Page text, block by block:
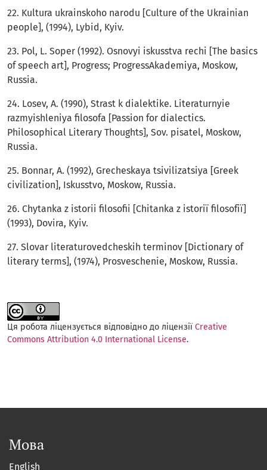
22. Kultura ukrainskoho narodu [Culture of the Ukrainian
people], (1994), Lybid, Kyiv.
23. Pol, L. Soper (1992). Osnovyi iskusstva rechi [The basics
of speech art], Progress; ProgressAkademiya, Moskow,
Russia.
24. Losev, A. (1990), Strast k dialektike. Literaturnyie
razmyishleniya filosofa [Passion for dialectics.
Philosophical Literary Thoughts], Sov. pisatel, Moskow,
Russia.
25. Bonnar, A. (1992), Grecheskaya tsivilizatsiya [Greek
civilization], Iskusstvo, Moskow, Russia.
26. Chytanka z istorii filosofii [Chitanka z іstorії filosofії]
(1993), Dovira, Kyiv.
27. Slovar literaturovedcheskih terminov [Dictionary of
literary terms], (1974), Prosveschenie, Moskow, Russia.
Ця робота ліцензується відповідно до ліцензіїCreative
Commons Attribution 4.0 International License.
Мова
English